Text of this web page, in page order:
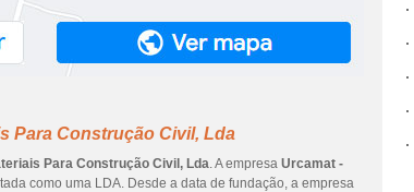
Para Construção Civil, Lda
Para Construção Civil, Lda. A empresa Urcamat -
como uma LDA. Desde a data de fundação, a empresa